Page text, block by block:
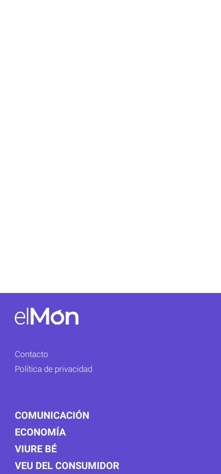
Contacto
Política de privacidad
COMUNICACIÓN
ECONOMÍA
VIURE BÉ
VEU DEL CONSUMIDOR